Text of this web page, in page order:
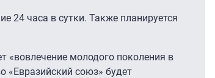
24 часа в сутки. Также планируется
«вовлечение молодого поколения в
«Евразийский союз» будет